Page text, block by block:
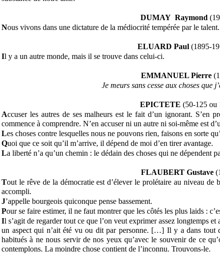
DUMAY Raymond
Nous vivons dans une dictature de la médiocrité tempérée par le talent.
ELUARD Paul (1895-
Il y a un autre monde, mais il se trouve dans celui-ci.
EMMANUEL Pierre
Je meurs sans cesse aux choses que
EPICTETE (50-125 ou
Accuser les autres de ses malheurs est le fait d’un ignorant. S’en
commence à comprendre. N’en accuser ni un autre ni soi-même est
Les choses contre lesquelles nous ne pouvons rien, faisons en sorte
Quoi que ce soit qu’il m’arrive, il dépend de moi d’en tirer avantage.
La liberté n’a qu’un chemin : le dédain des choses qui ne dépendent
FLAUBERT Gustave
Tout le rêve de la démocratie est d’élever le prolétaire au niveau de
accompli.
J’appelle bourgeois quiconque pense bassement.
Pour se faire estimer, il ne faut montrer que les côtés les plus laids :
Il s’agit de regarder tout ce que l’on veut exprimer assez longtemps
un aspect qui n’ait été vu ou dit par personne. […] Il y a dans tout
habitués à ne nous servir de nos yeux qu’avec le souvenir de ce
contemplons. La moindre chose contient de l’inconnu. Trouvons-le.